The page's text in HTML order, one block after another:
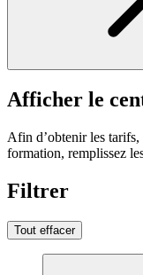
Afficher le
Afin d’obtenir les
formation, remplissez
Filtrer
Tout effacer